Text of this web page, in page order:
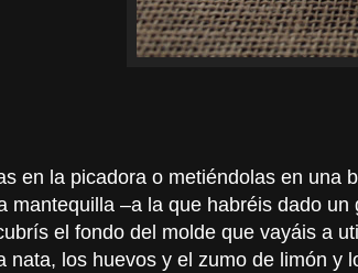
en la picadora o metiéndolas en una
mantequilla –a la que habréis dado
el fondo del molde que vayáis a
nata, los huevos y el zumo de limón